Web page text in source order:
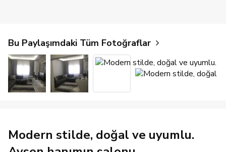
Bu Paylaşımdaki Tüm Fotoğraflar
Modern stilde, doğal ve uyumlu.